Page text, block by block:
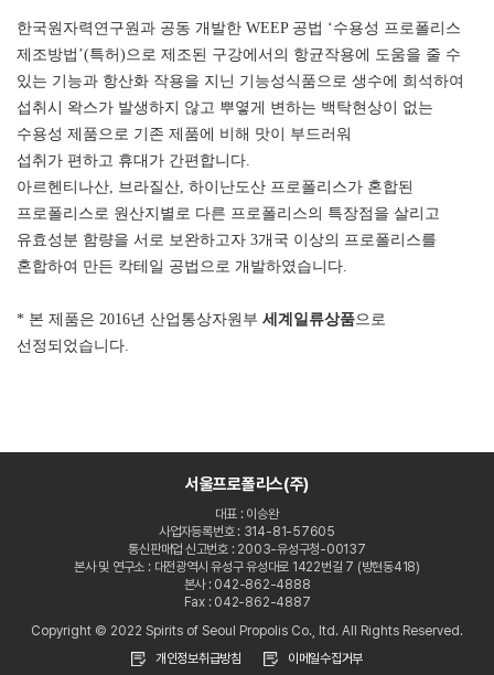
한국원자력연구원과 공동 개발한 WEEP 공법 ‘수용성 프로폴리스
제조방법’(특허)으로 제조된 구강에서의 항균작용에 도움을 줄 수
있는 기능과 항산화 작용을 지닌 기능성식품으로 생수에 희석하여
섭취시 왁스가 발생하지 않고 뿌옇게 변하는 백탁현상이 없는
수용성 제품으로 기존 제품에 비해 맛이 부드러워
섭취가 편하고 휴대가 간편합니다.
아르헨티나산, 브라질산, 하이난도산 프로폴리스가 혼합된
프로폴리스로 원산지별로 다른 프로폴리스의 특장점을 살리고
유효성분 함량을 서로 보완하고자 3개국 이상의 프로폴리스를
혼합하여 만든 칵테일 공법으로 개발하였습니다.
* 본 제품은 2016년 산업통상자원부 세계일류상품으로
선정되었습니다.
서울프로폴리스(주)
대표 : 이승완
사업자등록번호 : 314-81-57605
통신판매업 신고번호 : 2003-유성구청-00137
본사 및 연구소 : 대전광역시 유성구 유성대로 1422번길 7 (방현동418)
본사 : 042-862-4888
Fax : 042-862-4887
Copyright © 2022 Spirits of Seoul Propolis Co., ltd. All Rights Reserved.
개인정보취급방침
이메일수집거부